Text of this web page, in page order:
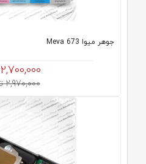
جوهر میوا Meva 673
2,700,000
2,970,000 تومان